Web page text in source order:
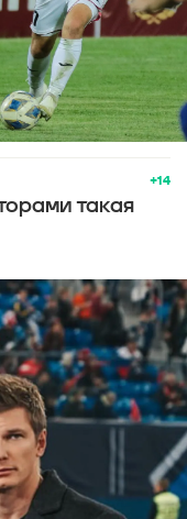
+14
такая